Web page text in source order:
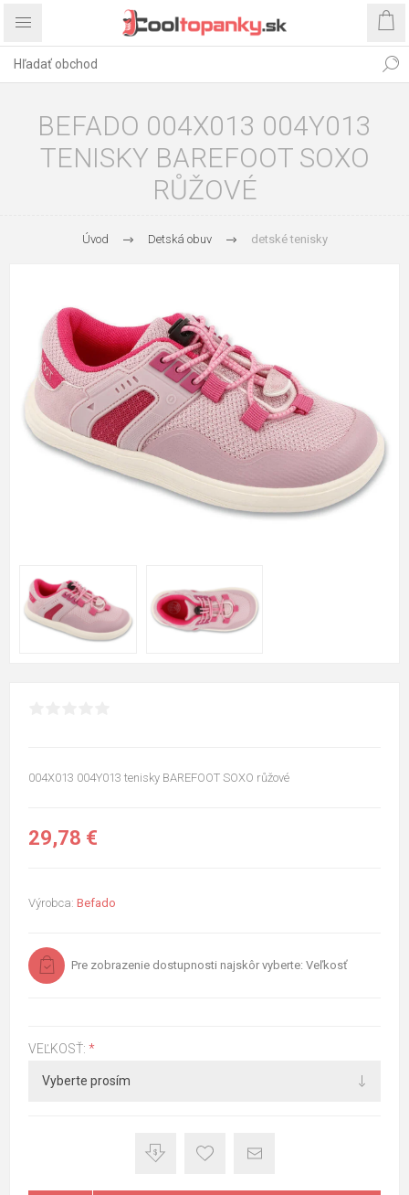
BEFADO 004X013 004Y013
TENISKY BAREFOOT SOXO
RŮŽOVÉ
Úvod Detská obuv detské tenisky
004X013 004Y013 tenisky BAREFOOT SOXO růžové
29,78 €
Výrobca: Befado
Pre zobrazenie dostupnosti najskôr vyberte: Veľkosť
VEĽKOSŤ: *